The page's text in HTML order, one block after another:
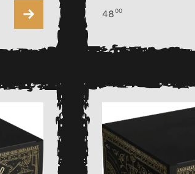
4800